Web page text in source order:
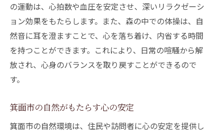
の運動は、心拍数や血圧を安定させ、深いリラクゼーシ
ョン効果をもたらします。また、森の中での体操は、自
然音に耳を澄ますことで、心を落ち着け、内省する時間
を持つことができます。これにより、日常の喧騒から解
放され、心身のバランスを取り戻すことができるので
す。
箕面市の自然がもたらす心の安定
箕面市の自然環境は、住民や訪問者に心の安定を提供し